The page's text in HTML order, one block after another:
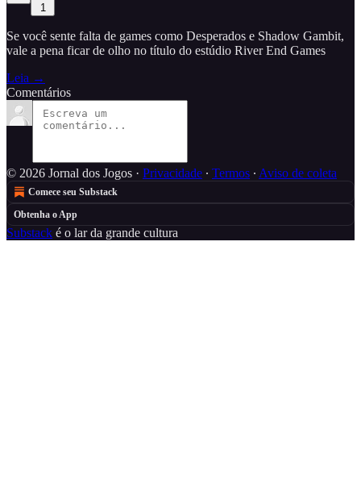
1
Se você sente falta de games como Desperados e Shadow Gambit,
vale a pena ficar de olho no título do estúdio River End Games
Leia →
Comentários
© 2026 Jornal dos Jogos · Privacidade ∙ Termos ∙ Aviso de coleta
Comece seu Substack
Obtenha o App
Substack é o lar da grande cultura